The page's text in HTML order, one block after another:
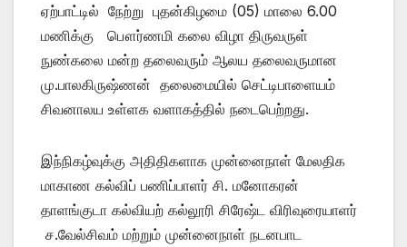
ஏற்பாட்டில் நேற்று புதன்கிழமை (05) மாலை 6.00
மணிக்கு பௌர்ணமி கலை விழா திருவருள்
நுண்கலை மன்ற தலைவரும் ஆலய தலைவருமான
மு.பாலகிருஷ்ணன் தலைமையில் செட்டிபாளையம்
சிவனாலய உள்ளக வளாகத்தில் நடைபெற்றது.
இந்நிகழ்வுக்கு அதிதிகளாக முன்னைநாள் மேலதிக
மாகாண கல்விப் பணிப்பாளர் சி. மனோகரன்
தாளங்குடா கல்வியற் கல்லூரி சிரேஷ்ட விரிவுரையாளர்
ச.வேல்சிவம் மற்றும் முன்னைநாள் நடனபாட